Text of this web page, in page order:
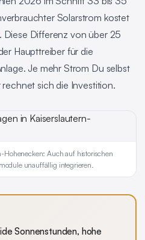
Solarstrom kostet
Differenz von über 25
Haupttreiber für die
Je mehr Strom Du selbst
sich die Investition.
Hohenecken: Auch auf historischen
unauffällig integrieren.
Sonnenstunden, hohe